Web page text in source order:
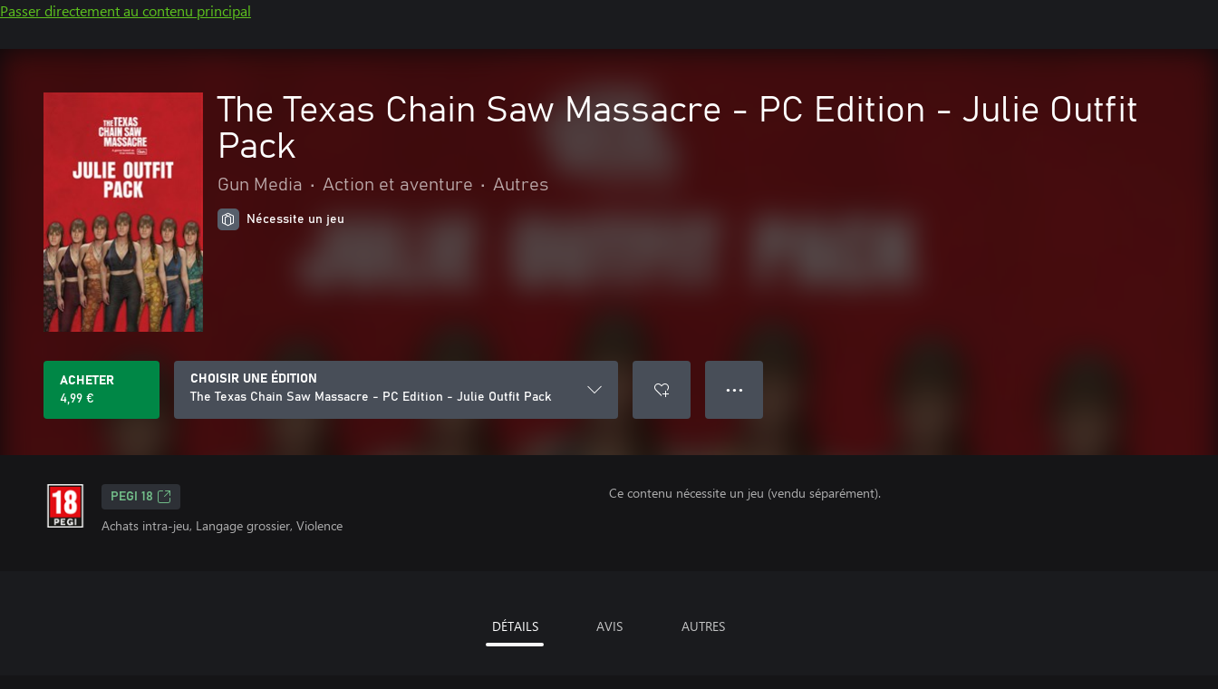
Passer directement au contenu principal
The Texas Chain Saw Massacre - PC Edition - Julie Outfit
Pack
Gun Media • Action et aventure • Autres
Nécessite un jeu
ACHETER
4,99 €
CHOISIR UNE ÉDITION
The Texas Chain Saw Massacre - PC Edition - Julie Outfit Pack
● ● ●
PEGI 18
Achats intra-jeu, Langage grossier, Violence
Ce contenu nécessite un jeu (vendu séparément).
DÉTAILS AVIS AUTRES